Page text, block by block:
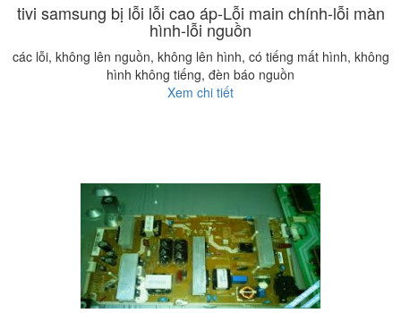
tivi samsung bị lỗi lỗi cao áp-Lỗi main chính-lỗi màn
hình-lỗi nguồn
các lỗi, không lên nguồn, không lên hình, có tiếng mất hình, không
hình không tiếng, đèn báo nguồn
Xem chi tiết